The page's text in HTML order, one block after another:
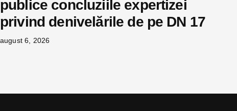
publice concluziile expertizei
privind denivelările de pe DN 17
august 6, 2026